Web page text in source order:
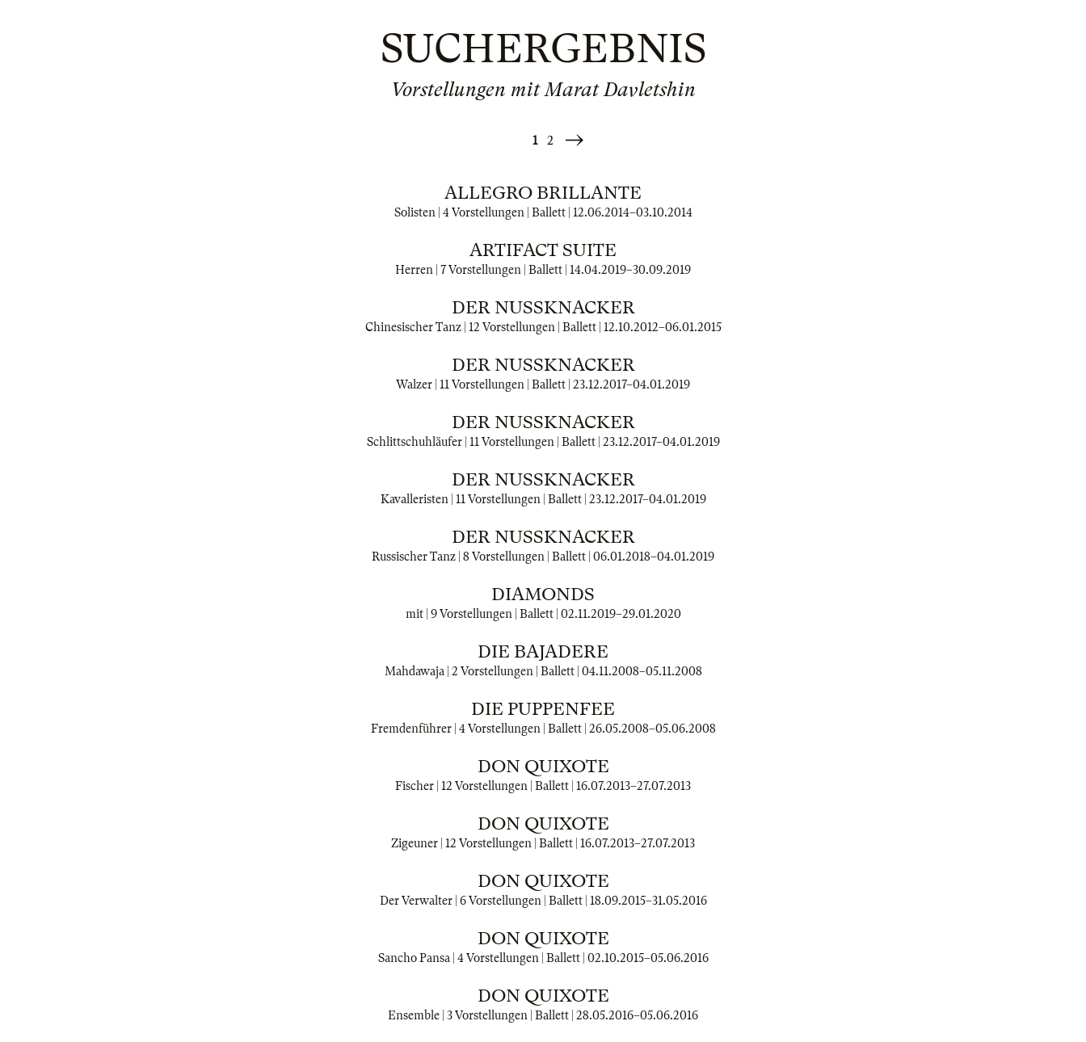
SUCHERGEBNIS
Vorstellungen mit Marat Davletshin
1 2
Weiter
ALLEGRO BRILLANTE
Solisten | 4 Vorstellungen | Ballett | 12.06.2014–03.10.2014
ARTIFACT SUITE
Herren | 7 Vorstellungen | Ballett | 14.04.2019–30.09.2019
DER NUSSKNACKER
Chinesischer Tanz | 12 Vorstellungen | Ballett | 12.10.2012–06.01.2015
DER NUSSKNACKER
Walzer | 11 Vorstellungen | Ballett | 23.12.2017–04.01.2019
DER NUSSKNACKER
Schlittschuhläufer | 11 Vorstellungen | Ballett | 23.12.2017–04.01.2019
DER NUSSKNACKER
Kavalleristen | 11 Vorstellungen | Ballett | 23.12.2017–04.01.2019
DER NUSSKNACKER
Russischer Tanz | 8 Vorstellungen | Ballett | 06.01.2018–04.01.2019
DIAMONDS
mit | 9 Vorstellungen | Ballett | 02.11.2019–29.01.2020
DIE BAJADERE
Mahdawaja | 2 Vorstellungen | Ballett | 04.11.2008–05.11.2008
DIE PUPPENFEE
Fremdenführer | 4 Vorstellungen | Ballett | 26.05.2008–05.06.2008
DON QUIXOTE
Fischer | 12 Vorstellungen | Ballett | 16.07.2013–27.07.2013
DON QUIXOTE
Zigeuner | 12 Vorstellungen | Ballett | 16.07.2013–27.07.2013
DON QUIXOTE
Der Verwalter | 6 Vorstellungen | Ballett | 18.09.2015–31.05.2016
DON QUIXOTE
Sancho Pansa | 4 Vorstellungen | Ballett | 02.10.2015–05.06.2016
DON QUIXOTE
Ensemble | 3 Vorstellungen | Ballett | 28.05.2016–05.06.2016